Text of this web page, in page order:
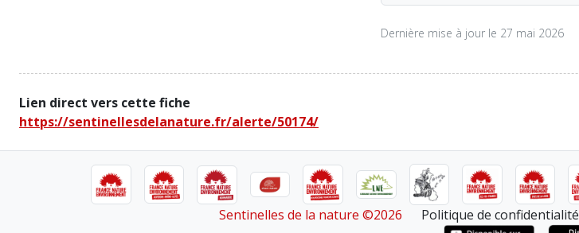
Dernière mise à jour le 27 mai 2026
Lien direct vers cette fiche
https://sentinellesdelanature.fr/alerte/50174/
Sentinelles de la nature ©2026 Politique de confidentialité